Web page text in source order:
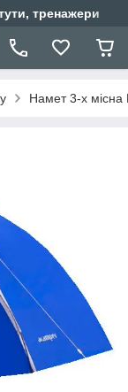
тренажери
Намет 3-х